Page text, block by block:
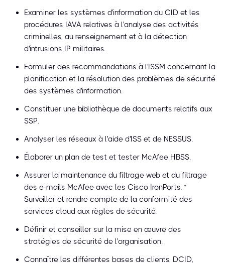
Examiner les systèmes d'information du CID et les
procédures IAVA relatives à l'analyse des activités
criminelles, au renseignement et à la détection
d'intrusions IP militaires.
Formuler des recommandations à l'ISSM concernant la
planification et la résolution des problèmes de sécurité
des systèmes d'information.
Constituer une bibliothèque de documents relatifs aux
SSP.
Analyser les réseaux à l'aide d'ISS et de NESSUS.
Élaborer un plan de test et tester McAfee HBSS.
Assurer la maintenance du filtrage web et du filtrage
des e-mails McAfee avec les Cisco IronPorts. *
Surveiller et rendre compte de la conformité des
services cloud aux règles de sécurité.
Définir et conseiller sur la mise en œuvre des
stratégies de sécurité de l'organisation.
Connaître les différentes bases de clients, DCID,